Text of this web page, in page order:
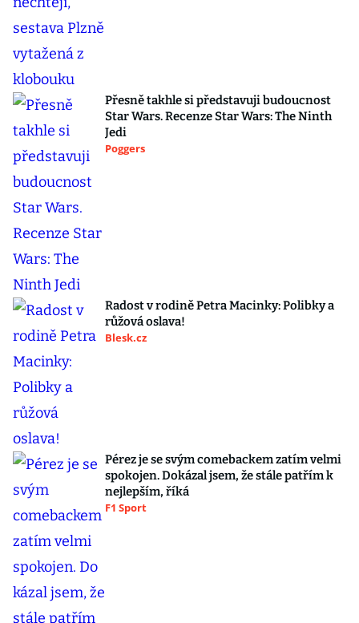
Přesně takhle si představuji budoucnost
Star Wars. Recenze Star Wars: The Ninth
Jedi
Poggers
Radost v rodině Petra Macinky: Polibky a
růžová oslava!
Blesk.cz
Pérez je se svým comebackem zatím velmi
spokojen. Dokázal jsem, že stále patřím k
nejlepším, říká
F1 Sport